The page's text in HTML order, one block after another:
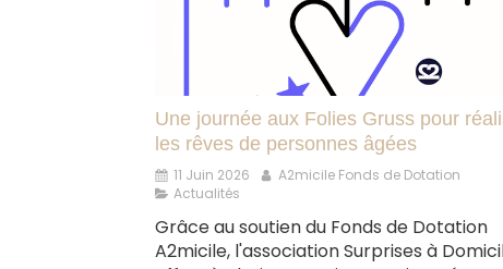
Une journée aux Folies Gruss pour
les rêves de personnes âgées
11 Juin 2026
A2micile Fonds de Dotation
Actualités
Grâce au soutien du Fonds de Dotation
A2micile, l'association Surprises à